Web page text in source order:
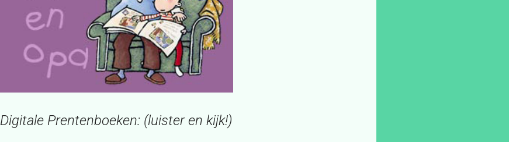
Digitale Prentenboeken: (luister en kijk!)